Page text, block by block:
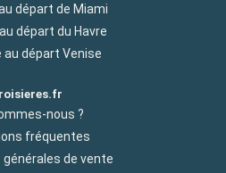
départ de Miami
départ du Havre
au départ Venise
nous ?
fréquentes
de vente